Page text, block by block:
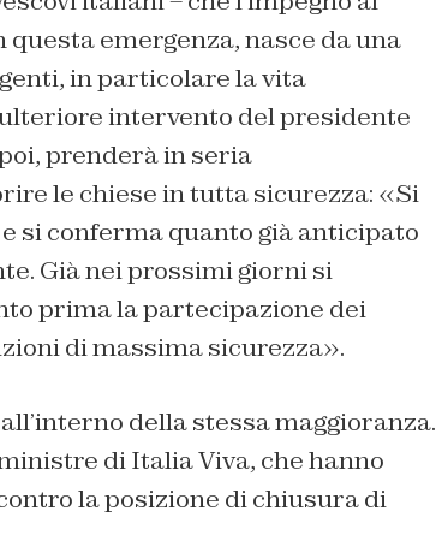
emergenza, nasce da una
in particolare la vita
intervento del presidente
prenderà in seria
le chiese in tutta sicurezza: «Si
si conferma quanto già anticipato
Già nei prossimi giorni si
prima la partecipazione dei
di massima sicurezza».
della stessa maggioranza.
di Italia Viva, che hanno
la posizione di chiusura di